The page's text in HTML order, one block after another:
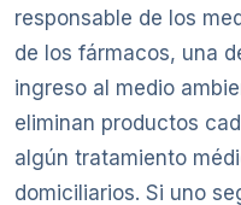
responsable de los
de los fármacos, una
ingreso al medio
eliminan productos
algún tratamiento
domiciliarios. Si uno